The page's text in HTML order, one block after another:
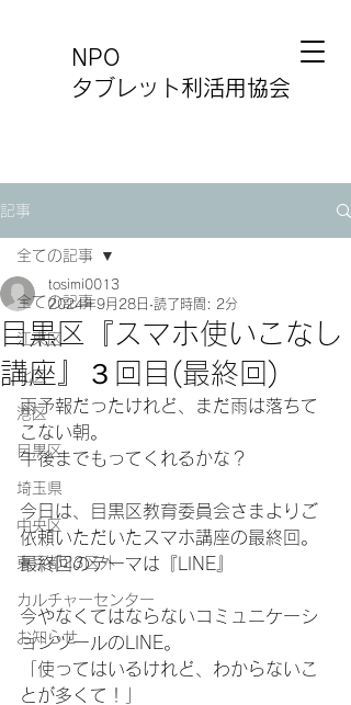
NPO
タブレット利活用協会
記事
全ての記事
江東区
北区
港区
目黒区
埼玉県
中央区
東京都23区外
カルチャーセンター
お知らせ
全ての記事
目黒区『スマホ使いこなし
講座』３回目(最終回)
tosimi0013
2024年9月28日 読了時間: 2分
雨予報だったけれど、まだ雨は落ちて
こない朝。
午後までもってくれるかな？
今日は、目黒区教育委員会さまよりご
依頼いただいたスマホ講座の最終回。
最終回のテーマは『LINE』
今やなくてはならないコミュニケーシ
ョンツールのLINE。
「使ってはいるけれど、わからないこ
とが多くて！」